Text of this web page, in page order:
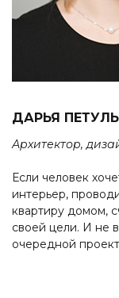
ДАРЬЯ
Архитектор,
Если человек
интерьер,
квартиру домом,
своей цели. И не
очередной